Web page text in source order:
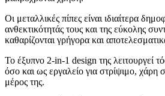
Οι μεταλλικές πίπες είναι ιδιαίτερα
ανθεκτικότητάς τους και της εύκολης
καθαρίζονται γρήγορα και
Το έξυπνο 2-in-1 design της λειτουργεί
όσο και ως εργαλείο για στρίψιμο, χάρη
μέρος της.